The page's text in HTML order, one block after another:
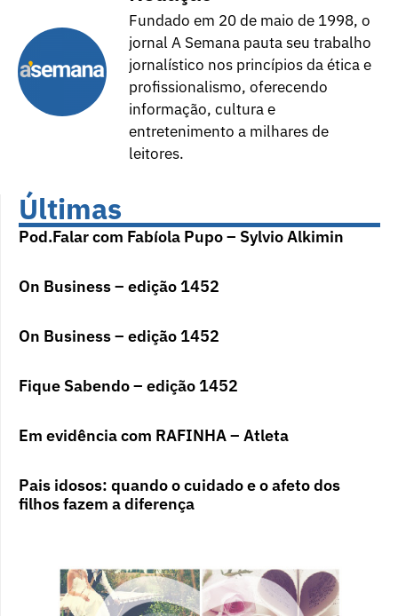
Fundado em 20 de maio de 1998, o
jornal A Semana pauta seu trabalho
jornalístico nos princípios da ética e
profissionalismo, oferecendo
informação, cultura e
entretenimento a milhares de
leitores.
Últimas
Pod.Falar com Fabíola Pupo – Sylvio Alkimin
On Business – edição 1452
On Business – edição 1452
Fique Sabendo – edição 1452
Em evidência com RAFINHA – Atleta
Pais idosos: quando o cuidado e o afeto dos
filhos fazem a diferença